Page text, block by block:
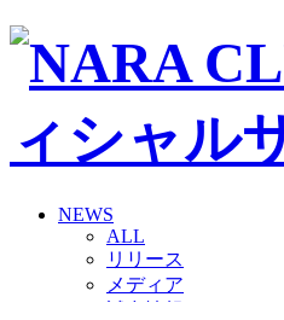
NEWS
ALL
リリース
メディア